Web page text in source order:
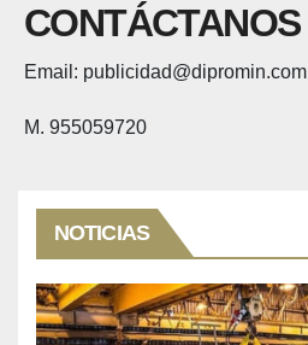
CONTÁCTANOS
Email: publicidad@dipromin.com
M. 955059720
NOTICIAS